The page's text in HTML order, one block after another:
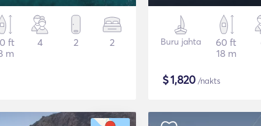
ft
m
4 2 2 Buru jahta
60 ft
18 m
$1,820 /nakts